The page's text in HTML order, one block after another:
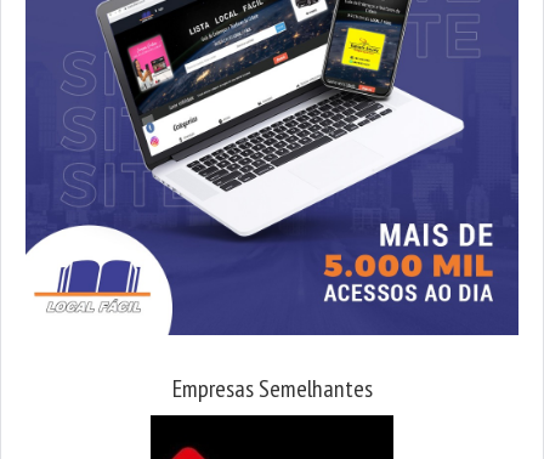
Empresas Semelhantes